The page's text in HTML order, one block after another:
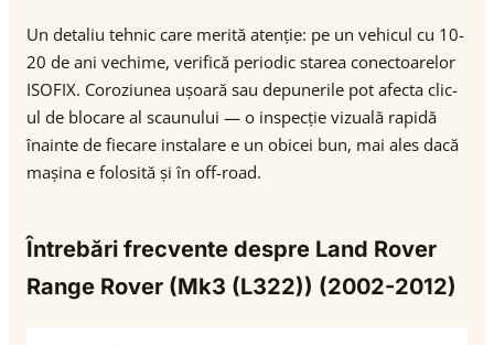
Un detaliu tehnic care merită atenție: pe un vehicul cu 10-
20 de ani vechime, verifică periodic starea conectoarelor
ISOFIX. Coroziunea ușoară sau depunerile pot afecta clic-
ul de blocare al scaunului — o inspecție vizuală rapidă
înainte de fiecare instalare e un obicei bun, mai ales dacă
mașina e folosită și în off-road.
Întrebări frecvente despre Land Rover
Range Rover (Mk3 (L322)) (2002-2012)